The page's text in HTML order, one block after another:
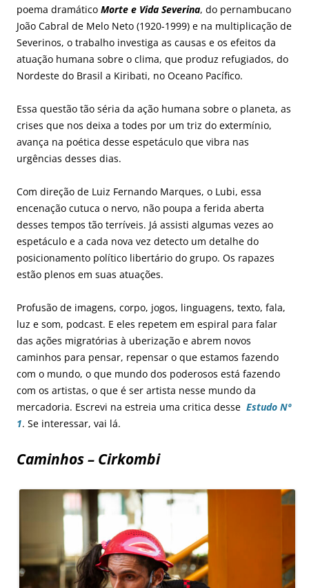
poema dramático Morte e Vida Severina, do pernambucano
João Cabral de Melo Neto (1920-1999) e na multiplicação de
Severinos, o trabalho investiga as causas e os efeitos da
atuação humana sobre o clima, que produz refugiados, do
Nordeste do Brasil a Kiribati, no Oceano Pacífico.
Essa questão tão séria da ação humana sobre o planeta, as
crises que nos deixa a todes por um triz do extermínio,
avança na poética desse espetáculo que vibra nas
urgências desses dias.
Com direção de Luiz Fernando Marques, o Lubi, essa
encenação cutuca o nervo, não poupa a ferida aberta
desses tempos tão terríveis. Já assisti algumas vezes ao
espetáculo e a cada nova vez detecto um detalhe do
posicionamento político libertário do grupo. Os rapazes
estão plenos em suas atuações.
Profusão de imagens, corpo, jogos, linguagens, texto, fala,
luz e som, podcast. E eles repetem em espiral para falar
das ações migratórias à uberização e abrem novos
caminhos para pensar, repensar o que estamos fazendo
com o mundo, o que mundo dos poderosos está fazendo
com os artistas, o que é ser artista nesse mundo da
mercadoria. Escrevi na estreia uma critica desse Estudo Nº
1. Se interessar, vai lá.
Caminhos – Cirkombi